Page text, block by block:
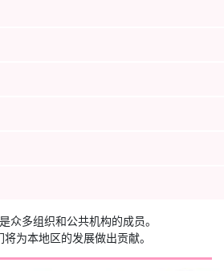
众多组织和公共机构的成员。
为本地区的发展做出贡献。